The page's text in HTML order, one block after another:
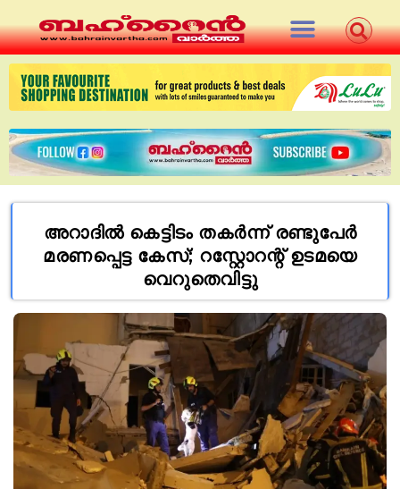
അറാദില്‍ കെട്ടിടം തകര്‍ന്ന് രണ്ടുപേര്‍
മരണപ്പെട്ട കേസ്; റസ്റ്റോറന്റ് ഉടമയെ
വെറുതെവിട്ടു